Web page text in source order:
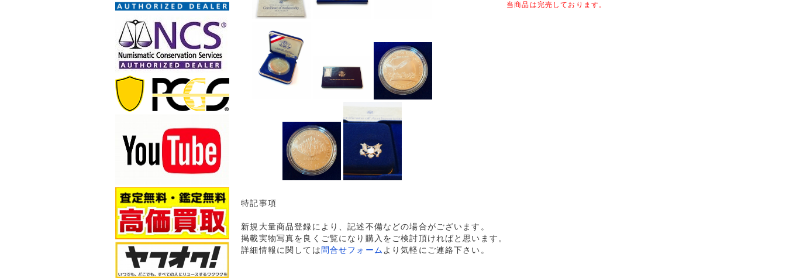
当商品は完売しております。
特記事項
新規大量商品登録により、記述不備などの場合がございます。
掲載実物写真を良くご覧になり購入をご検討頂ければと思います。
詳細情報に関しては 問合せフォーム より気軽にご連絡下さい。